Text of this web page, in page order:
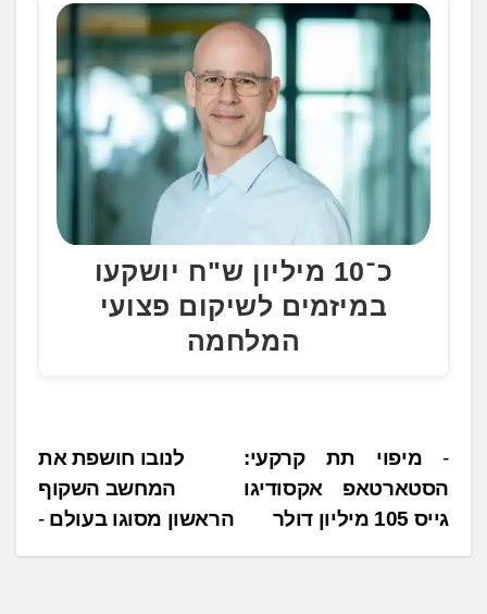
.
.
כ־10 מיליון ש"ח יושקעו
במיזמים לשיקום פצועי
המלחמה
נ
י
ו
לנובו חושפת את
המחשב השקוף
הראשון מסוגו בעולם
מיפוי תת קרקעי:
הסטארטאפ אקסודיגו
גייס 105 מיליון דולר